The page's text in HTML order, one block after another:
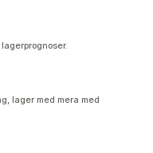
lager med mera med